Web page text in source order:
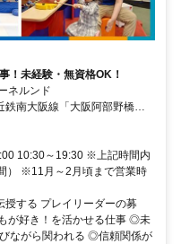
！未経験・無資格OK！
ネルンド
鉄南大阪線「大阪阿部野橋
10:30～19:30 ※上記時間内
） ※11月～2月頃まで営業時
する プレイリーダーの募
が好き！を活かせる仕事 ◎未
ながら関われる ◎信頼関係が